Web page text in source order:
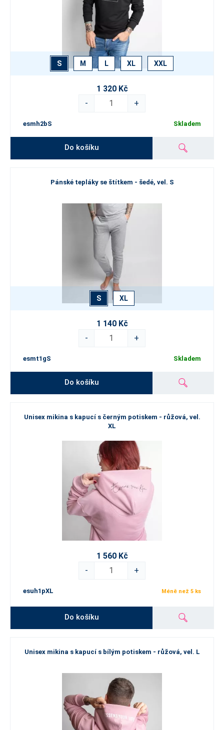
S M L XL XXL
1 320 Kč
-
+
esmh2bS Skladem
Do košíku
Pánské tepláky se štítkem - šedé, vel. S
S XL
1 140 Kč
-
+
esmt1gS Skladem
Do košíku
Unisex mikina s kapucí s černým potiskem - růžová, vel.
XL
1 560 Kč
-
+
esuh1pXL Méně než 5 ks
Do košíku
Unisex mikina s kapucí s bílým potiskem - růžová, vel. L